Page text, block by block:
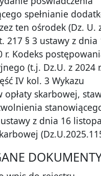
spełnianie
ten ośrodek (Dz. U.
217 § 3 ustawy z dnia
r. Kodeks
(t.j. Dz.U. z 2024
IV kol. 3 Wykazu
skarbowej,
z dnia 16